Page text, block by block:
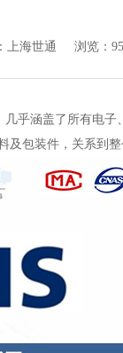
上海世通 浏览：
乎涵盖了所有电
包装件，关系到整